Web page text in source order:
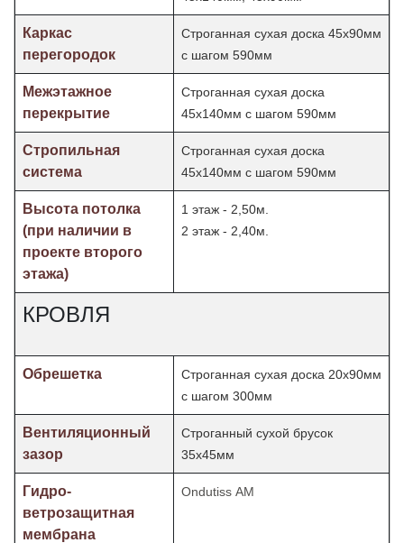
Каркас
перегородок
Строганная сухая доска 45х90мм
с шагом 590мм
Межэтажное
перекрытие
Строганная сухая доска
45х140мм с шагом 590мм
Стропильная
система
Строганная сухая доска
45х140мм с шагом 590мм
Высота потолка
(при наличии в
проекте второго
этажа)
1 этаж - 2,50м.
2 этаж - 2,40м.
КРОВЛЯ
Обрешетка
Строганная сухая доска 20х90мм
с шагом 300мм
Вентиляционный
зазор
Строганный сухой брусок
35х45мм
Гидро-
ветрозащитная
мембрана
Ondutiss АМ